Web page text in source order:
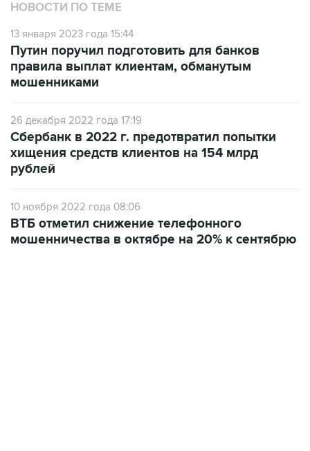
НОВОСТИ ПО ТЕМЕ
13 января 2023 года 15:44
Путин поручил подготовить для банков
правила выплат клиентам, обманутым
мошенниками
26 декабря 2022 года 17:19
Сбербанк в 2022 г. предотвратил попытки
хищения средств клиентов на 154 млрд
рублей
10 ноября 2022 года 08:06
ВТБ отметил снижение телефонного
мошенничества в октябре на 20% к сентябрю